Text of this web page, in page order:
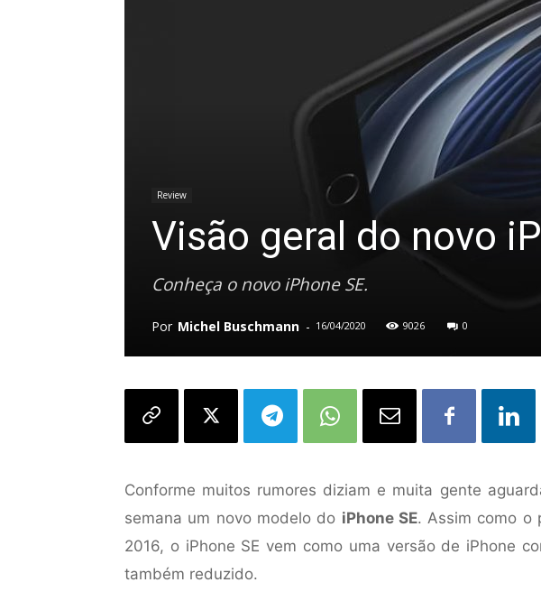
Review
Visão geral do novo
Conheça o novo iPhone SE.
Por Michel Buschmann - 16/04/2020 9026 0
Conforme muitos rumores diziam e muita gente
semana um novo modelo do iPhone SE. Assim como o
2016, o iPhone SE vem como uma versão de iPhone
também reduzido.